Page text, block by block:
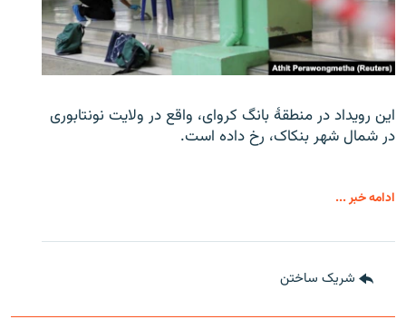
این رویداد در منطقۀ بانگ کروای، واقع در ولایت نونتابوری
در شمال شهر بنکاک، رخ داده است.
ادامه خبر ...
شریک ساختن